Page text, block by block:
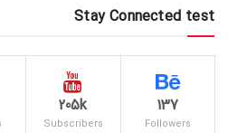
Stay Connected test
137
Followers
205k
Subscribers